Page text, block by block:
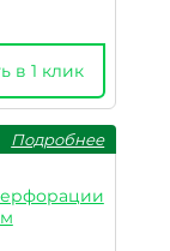
в 1 клик
Подробнее